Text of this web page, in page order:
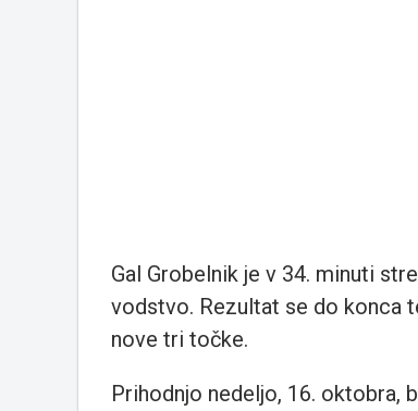
Gal Grobelnik je v 34. minuti
vodstvo. Rezultat se do konca
nove tri točke.
Prihodnjo nedeljo, 16. oktobra,